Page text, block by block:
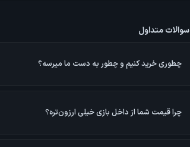
سوالات متداول
چطوری خرید کنیم و چطور به دست ما میرسه؟
چرا قیمت شما از داخل بازی خیلی ارزون‌تره؟